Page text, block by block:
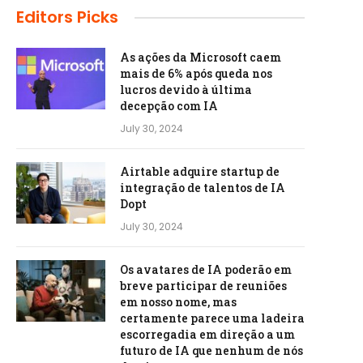
Editors Picks
As ações da Microsoft caem
mais de 6% após queda nos
lucros devido à última
decepção com IA
July 30, 2024
Airtable adquire startup de
integração de talentos de IA
Dopt
July 30, 2024
Os avatares de IA poderão em
breve participar de reuniões
em nosso nome, mas
certamente parece uma ladeira
escorregadia em direção a um
futuro de IA que nenhum de nós